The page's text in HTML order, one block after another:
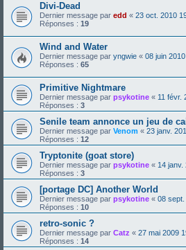
Divi-Dead
Dernier message par edd « 23 oct. 2010
Réponses : 19
Wind and Water
Dernier message par yngwie « 08 juin
Réponses : 65
Primitive Nightmare
Dernier message par psykotine « 11 févr.
Réponses : 3
Senile team annonce un jeu de
Dernier message par Venom « 23 janv.
Réponses : 12
Tryptonite (goat store)
Dernier message par psykotine « 14 janv.
Réponses : 3
[portage DC] Another World
Dernier message par psykotine « 08
Réponses : 10
retro-sonic ?
Dernier message par Catz « 27 mai 2009
Réponses : 14